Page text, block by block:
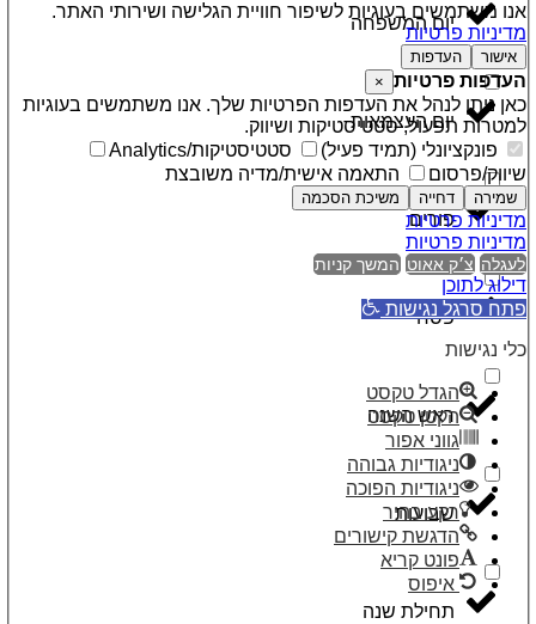
יום המשפחה
יום העצמאות
פורים
פסח
ראש השנה
שבועות
תחילת שנה
אנו משתמשים בעוגיות לשיפור חוויית הגלישה ושירותי האתר.
מדיניות פרטיות
אישור העדפות
העדפות פרטיות ×
כאן ניתן לנהל את העדפות הפרטיות שלך. אנו משתמשים בעוגיות
למטרות תפעול, סטטיסטיקות ושיווק.
פונקציונלי (תמיד פעיל)
סטטיסטיקות/Analytics
שיווק/פרסום
התאמה אישית/מדיה משובצת
שמירה דחייה משיכת הסכמה
מדיניות פרטיות
מדיניות פרטיות
לעגלה צ׳ק אאוט המשך קניות
דילוג לתוכן
פתח סרגל נגישות
כלי נגישות
הגדל טקסט
הקטן טקסט
גווני אפור
ניגודיות גבוהה
ניגודיות הפוכה
רקע בהיר
הדגשת קישורים
פונט קריא
איפוס